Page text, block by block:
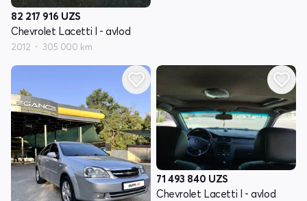
82 217 916 UZS
Chevrolet Lacetti I - avlod
2012 305 000 km
71 493 840 UZS
Chevrolet Lacetti I - avlod